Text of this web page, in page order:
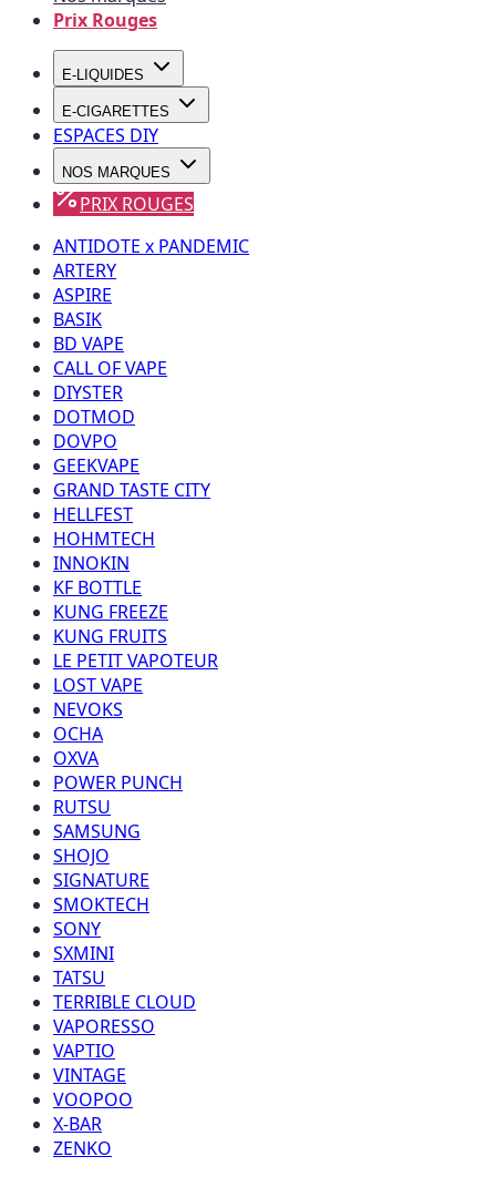
Prix Rouges
E-LIQUIDES
E-CIGARETTES
ESPACES DIY
NOS MARQUES
PRIX ROUGES
ANTIDOTE x PANDEMIC
ARTERY
ASPIRE
BASIK
BD VAPE
CALL OF VAPE
DIYSTER
DOTMOD
DOVPO
GEEKVAPE
GRAND TASTE CITY
HELLFEST
HOHMTECH
INNOKIN
KF BOTTLE
KUNG FREEZE
KUNG FRUITS
LE PETIT VAPOTEUR
LOST VAPE
NEVOKS
OCHA
OXVA
POWER PUNCH
RUTSU
SAMSUNG
SHOJO
SIGNATURE
SMOKTECH
SONY
SXMINI
TATSU
TERRIBLE CLOUD
VAPORESSO
VAPTIO
VINTAGE
VOOPOO
X-BAR
ZENKO